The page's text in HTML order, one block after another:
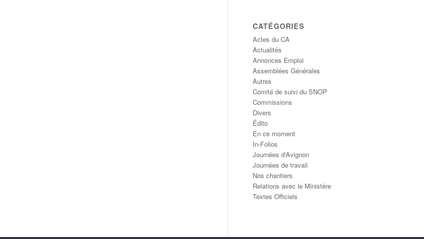
CATÉGORIES
Actes du CA
Actualités
Annonces Emploi
Assemblées Générales
Autres
Comité de suivi du SNOP
Commissions
Divers
Édito
En ce moment
In-Folios
Journées d'Avignon
Journées de travail
Nos chantiers
Relations avec le Ministère
Textes Officiels